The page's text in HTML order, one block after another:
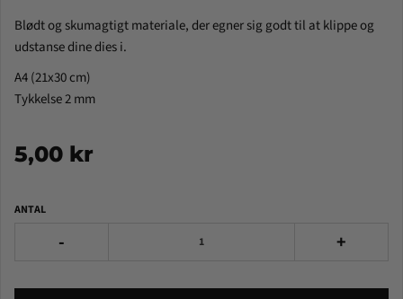
Blødt og skumagtigt materiale, der egner sig godt til at klippe og
udstanse dine dies i.
A4 (21x30 cm)
Tykkelse 2 mm
5,00 kr
ANTAL
- +